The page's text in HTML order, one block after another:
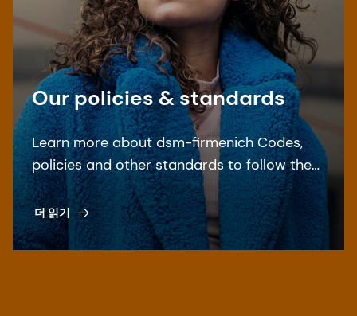
Our policies & standards
Learn more about dsm-firmenich Codes,
policies and other standards to follow the
relevant laws and regulations.
더 읽기